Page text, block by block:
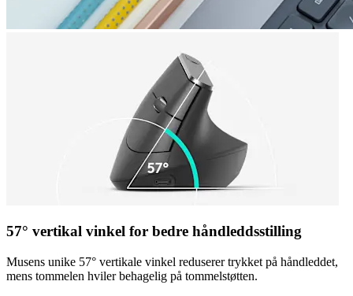
57° vertikal vinkel for bedre håndleddsstilling
Musens unike 57° vertikale vinkel reduserer trykket på håndleddet,
mens tommelen hviler behagelig på tommelstøtten.